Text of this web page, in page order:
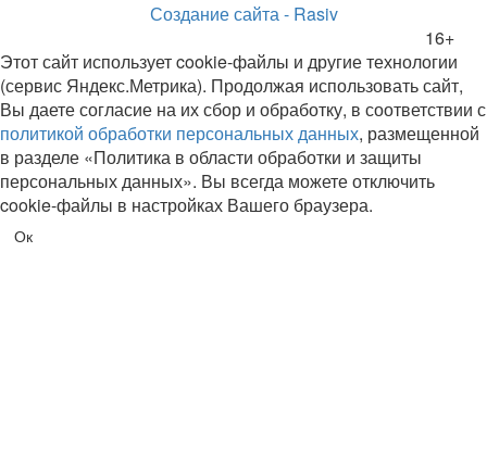
Создание сайта - Rasiv
16+
Этот сайт использует cookie-файлы и другие технологии
(сервис Яндекс.Метрика). Продолжая использовать сайт,
Вы даете согласие на их сбор и обработку, в соответствии с
политикой обработки персональных данных, размещенной
в разделе «Политика в области обработки и защиты
персональных данных». Вы всегда можете отключить
cookie-файлы в настройках Вашего браузера.
Ок